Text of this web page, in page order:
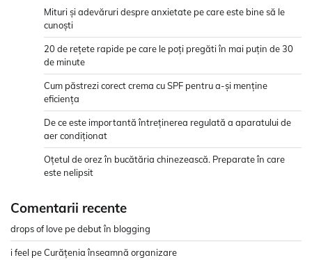
Mituri și adevăruri despre anxietate pe care este bine să le
cunoști
20 de rețete rapide pe care le poți pregăti în mai puțin de 30
de minute
Cum păstrezi corect crema cu SPF pentru a-și menține
eficiența
De ce este importantă întreținerea regulată a aparatului de
aer condiționat
Oțetul de orez în bucătăria chinezească. Preparate în care
este nelipsit
Comentarii recente
drops of love pedebut în blogging
i feel peCurățenia înseamnă organizare